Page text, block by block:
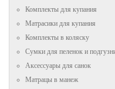
Комплекты для купания
Матрасики для купания
Комплекты в коляску
Сумки для пеленок и
Аксессуары для санок
Матрацы в манеж